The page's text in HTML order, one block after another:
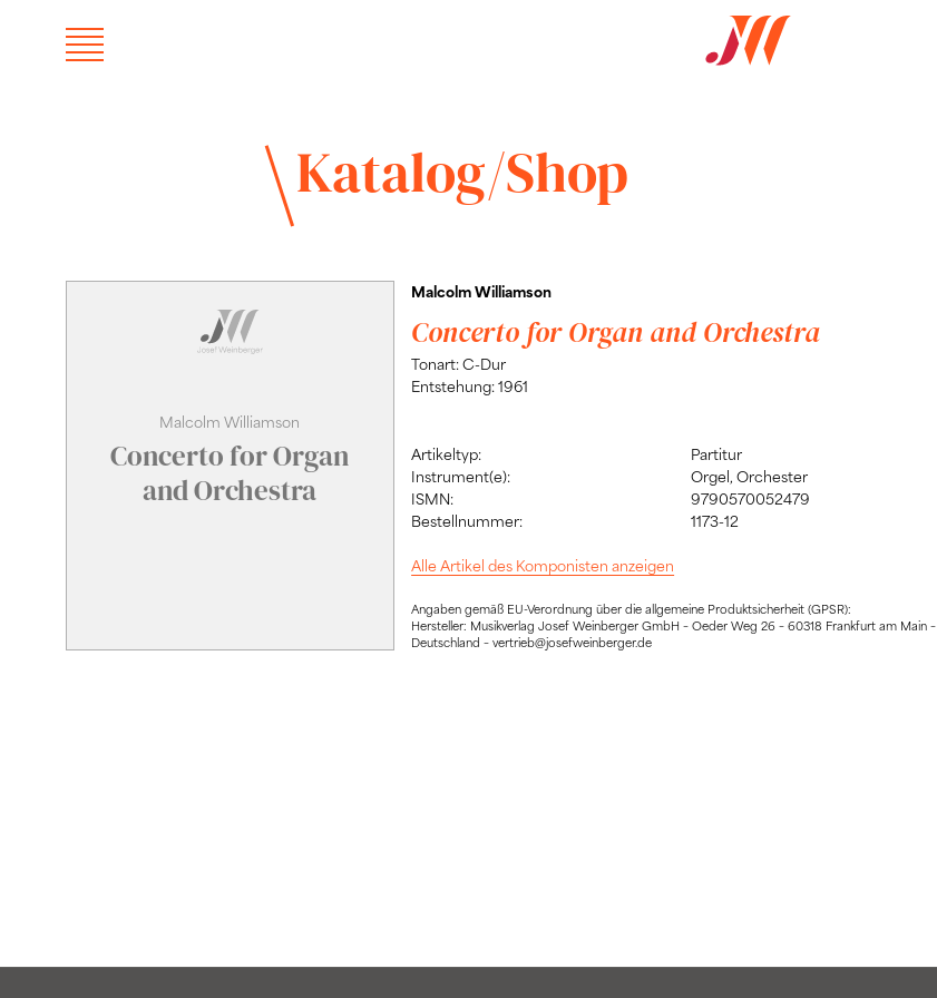
Katalog/Shop
Malcolm Williamson
Concerto for Organ
and Orchestra
Malcolm Williamson
Concerto for Organ and Orchestra
Tonart: C-Dur
Entstehung: 1961
Artikeltyp:
Partitur
Instrument(e):
Orgel, Orchester
ISMN:
9790570052479
Bestellnummer:
1173-12
Alle Artikel des Komponisten anzeigen
Angaben gemäß EU-Verordnung über die allgemeine Produktsicherheit (GPSR):
Hersteller: Musikverlag Josef Weinberger GmbH – Oeder Weg 26 – 60318 Frankfurt am Main –
Deutschland – vertrieb@josefweinberger.de